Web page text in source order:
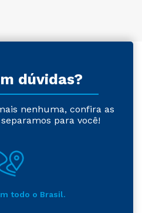
dúvidas?
nenhuma, confira as
para você!
todo o Brasil.